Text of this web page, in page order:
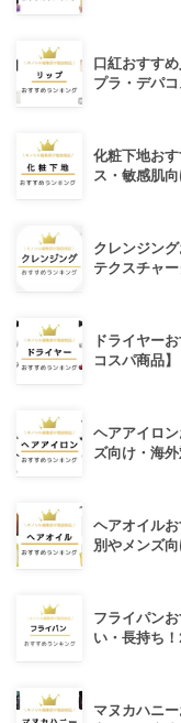
口紅おすす
プラ・デパコ
化粧下地お
ス・敏感肌
クレンジン
テクスチャ
ドライヤー
コスパ商品】
ヘアアイロ
ズ向け・海
ヘアオイル
別やメンズ向
フライパン
い・長持ち
マヌカハニ